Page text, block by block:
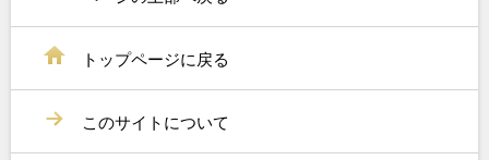
トップページに戻る
このサイトについて